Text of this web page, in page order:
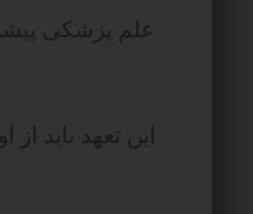
علم پزشکی
این تعهد باید